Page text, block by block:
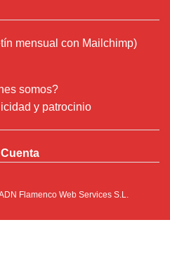
mensual con Mailchimp)
somos?
y patrocinio
Cuenta
Flamenco Web Services S.L.